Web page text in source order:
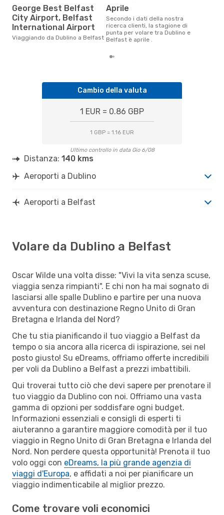
George Best Belfast
City Airport, Belfast
International Airport
Viaggiando da Dublino a Belfast
aprile
Secondo i dati della nostra
ricerca clienti, la stagione di
punta per volare tra Dublino e
Belfast è aprile .
Cambio della valuta
1 EUR = 0.86 GBP
1 GBP = 1.16 EUR
Ultimo controllo in data Gio 6/08
Distanza: 140 kms
Aeroporti a Dublino
Aeroporti a Belfast
Volare da Dublino a Belfast
Oscar Wilde una volta disse: "Vivi la vita senza scuse,
viaggia senza rimpianti". E chi non ha mai sognato di
lasciarsi alle spalle Dublino e partire per una nuova
avventura con destinazione Regno Unito di Gran
Bretagna e Irlanda del Nord?
Che tu stia pianificando il tuo viaggio a Belfast da
tempo o sia ancora alla ricerca di ispirazione, sei nel
posto giusto! Su eDreams, offriamo offerte incredibili
per voli da Dublino a Belfast a prezzi imbattibili.
Qui troverai tutto ciò che devi sapere per prenotare il
tuo viaggio da Dublino con noi. Offriamo una vasta
gamma di opzioni per soddisfare ogni budget.
Informazioni essenziali e consigli di esperti ti
aiuteranno a garantire maggiore comodità per il tuo
viaggio in Regno Unito di Gran Bretagna e Irlanda del
Nord. Non perdere questa opportunità! Prenota il tuo
volo oggi con eDreams, la più grande agenzia di
viaggi d'Europa, e affidati a noi per pianificare un
viaggio indimenticabile al miglior prezzo.
Come trovare voli economici